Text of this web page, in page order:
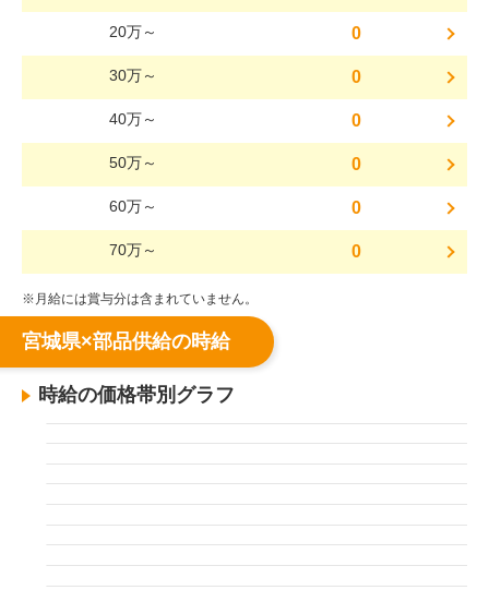
20万～ 0
30万～ 0
40万～ 0
50万～ 0
60万～ 0
70万～ 0
※月給には賞与分は含まれていません。
宮城県×部品供給の時給
時給の価格帯別グラフ